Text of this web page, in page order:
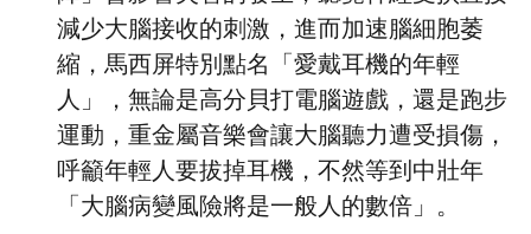
減少大腦接收的刺激，進而加速腦細胞萎
縮，馬西屏特別點名「愛戴耳機的年輕
人」，無論是高分貝打電腦遊戲，還是跑步
運動，重金屬音樂會讓大腦聽力遭受損傷，
呼籲年輕人要拔掉耳機，不然等到中壯年
「大腦病變風險將是一般人的數倍」。